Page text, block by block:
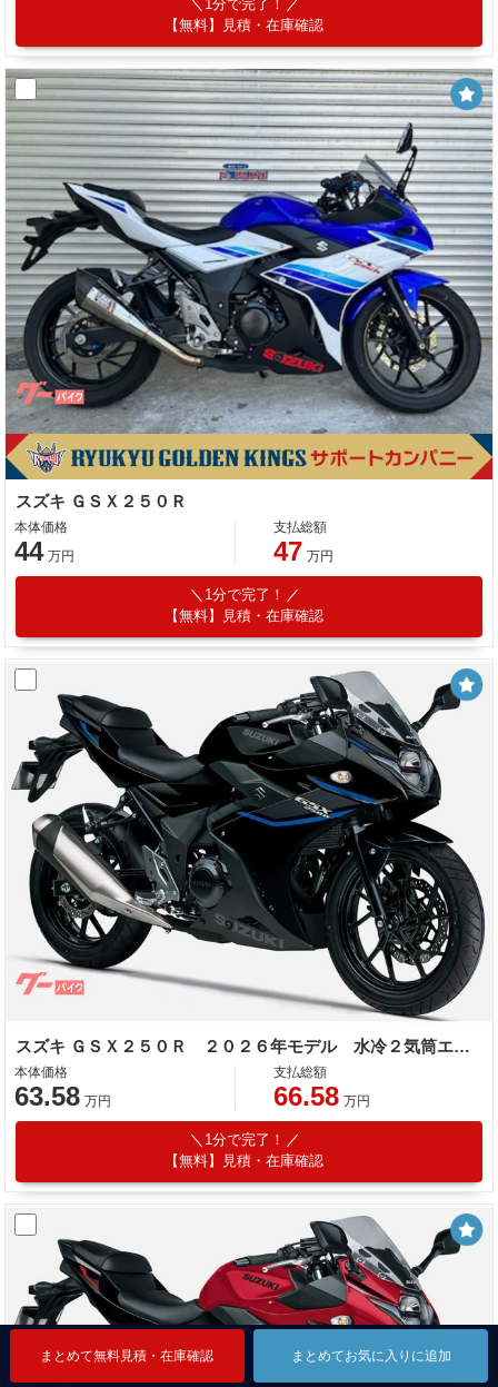
まとめて無料見積・在庫確認 まとめてお気に入りに追加
まとめて無料見積・在庫確認 まとめてお気に入りに追加
1分で完了！
【無料】見積・在庫確認
スズキ ＧＳＸ２５０Ｒ
本体価格
44 万円
支払総額
47 万円
1分で完了！
【無料】見積・在庫確認
スズキ ＧＳＸ２５０Ｒ ２０２６年モデル 水冷２気筒エンジン
本体価格
63.58 万円
支払総額
66.58 万円
1分で完了！
【無料】見積・在庫確認
まとめて無料見積・在庫確認 まとめてお気に入りに追加